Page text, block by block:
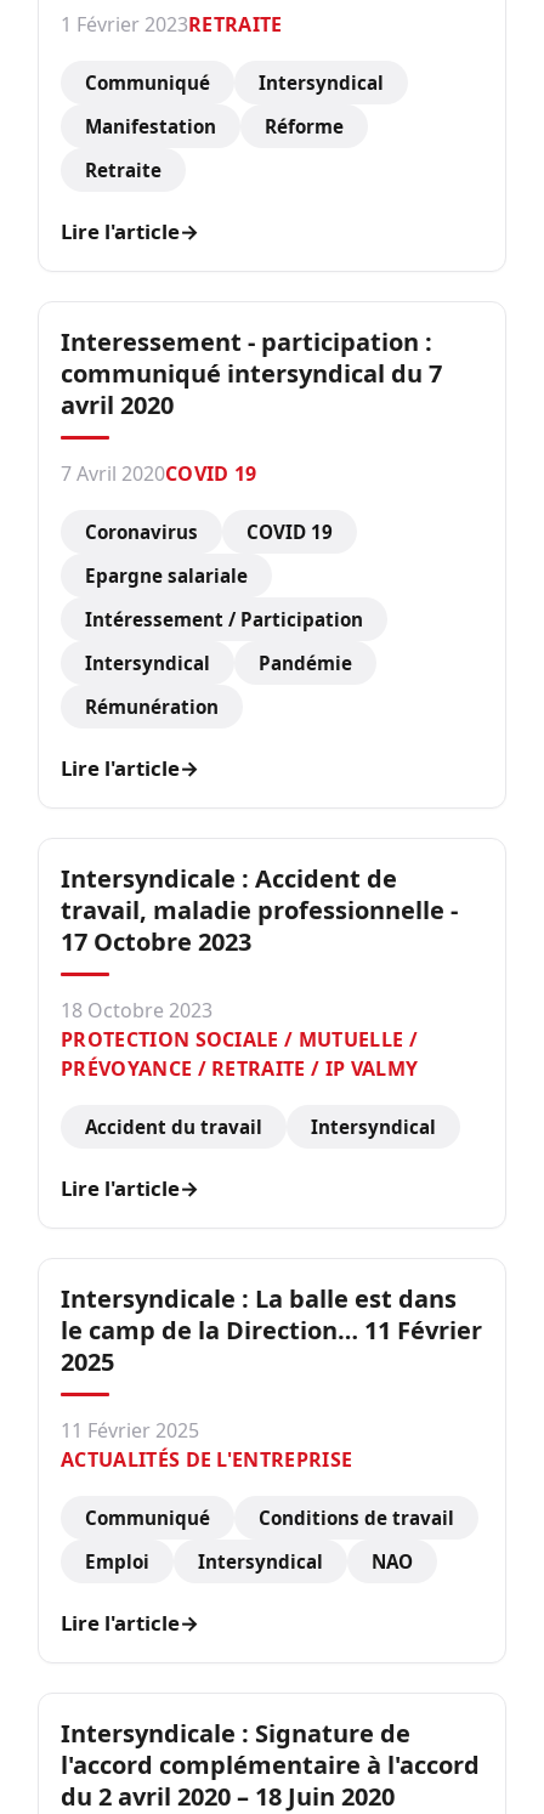
1 Février 2023RETRAITE
Communiqué
Intersyndical
Manifestation
Réforme
Retraite
Lire l'article→
Interessement - participation :
communiqué intersyndical du 7
avril 2020
7 Avril 2020COVID 19
Coronavirus
COVID 19
Epargne salariale
Intéressement / Participation
Intersyndical
Pandémie
Rémunération
Lire l'article→
Intersyndicale : Accident de
travail, maladie professionnelle -
17 Octobre 2023
18 Octobre 2023
PROTECTION SOCIALE / MUTUELLE /
PRÉVOYANCE / RETRAITE / IP VALMY
Accident du travail Intersyndical
Lire l'article→
Intersyndicale : La balle est dans
le camp de la Direction… 11 Février
2025
11 Février 2025
ACTUALITÉS DE L'ENTREPRISE
Communiqué
Conditions de travail
Emploi
Intersyndical NAO
Lire l'article→
Intersyndicale : Signature de
l'accord complémentaire à l'accord
du 2 avril 2020 – 18 Juin 2020